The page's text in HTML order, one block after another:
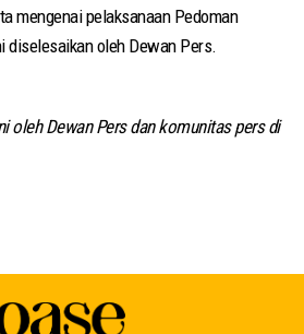
mengenai pelaksanaan Pedoman
diselesaikan oleh Dewan Pers.
oleh Dewan Pers dan komunitas pers di